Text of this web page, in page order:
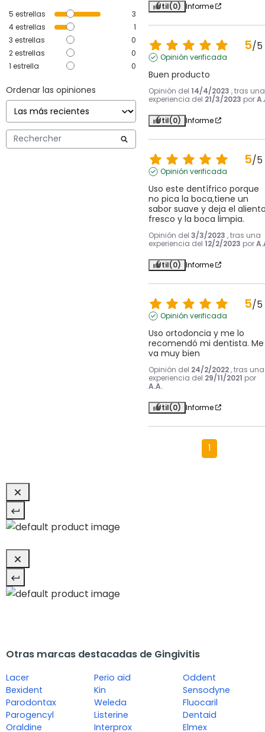
5 estrellas
3
4estrellas
1
3 estrellas
0
2estrellas
0
1 estrella 0
Ordenar las opiniones
Útil(0) Informe
5/5
Opinión verificada
Buen producto
Opinión del 14/4/2023 , tras una
experiencia del 21/3/2023 por
Útil(0) Informe
5/5
Opinión verificada
Uso este dentífrico porque
no pica la boca,tiene un
sabor suave y deja el
fresco y la boca limpia.
Opinión del 3/3/2023 , tras una
experiencia del 12/2/2023 por
Útil(0) Informe
5/5
Opinión verificada
Uso ortodoncia y me lo
recomendó mi dentista. Me
va muy bien
Opinión del 24/2/2022 , tras una
experiencia del 29/11/2021 por
A.A.
Útil(0) Informe
1
Otras marcas destacadas de Gingivitis
Lacer
Bexident
Parodontax
Parogencyl
Oraldine
Perio aid
Kin
Weleda
Listerine
Interprox
Oddent
Sensodyne
Fluocaril
Dentaid
Elmex